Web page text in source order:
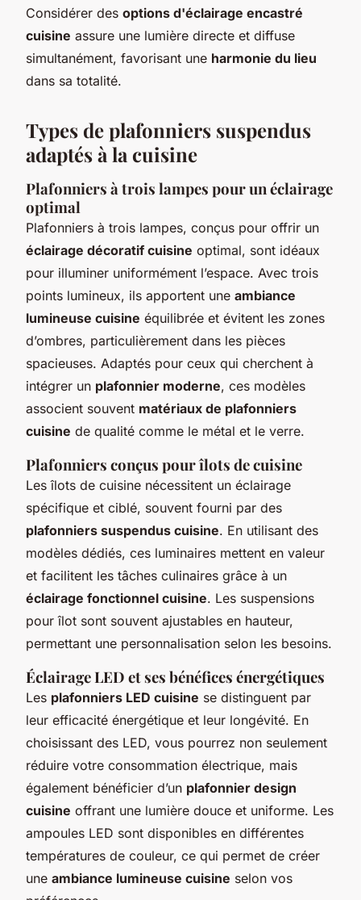
Considérer des options d'éclairage encastré
cuisine assure une lumière directe et diffuse
simultanément, favorisant une harmonie du lieu
dans sa totalité.
Types de plafonniers suspendus
adaptés à la cuisine
Plafonniers à trois lampes pour un éclairage
optimal
Plafonniers à trois lampes, conçus pour offrir un
éclairage décoratif cuisine optimal, sont idéaux
pour illuminer uniformément l’espace. Avec trois
points lumineux, ils apportent une ambiance
lumineuse cuisine équilibrée et évitent les zones
d’ombres, particulièrement dans les pièces
spacieuses. Adaptés pour ceux qui cherchent à
intégrer un plafonnier moderne, ces modèles
associent souvent matériaux de plafonniers
cuisine de qualité comme le métal et le verre.
Plafonniers conçus pour îlots de cuisine
Les îlots de cuisine nécessitent un éclairage
spécifique et ciblé, souvent fourni par des
plafonniers suspendus cuisine. En utilisant des
modèles dédiés, ces luminaires mettent en valeur
et facilitent les tâches culinaires grâce à un
éclairage fonctionnel cuisine. Les suspensions
pour îlot sont souvent ajustables en hauteur,
permettant une personnalisation selon les besoins.
Éclairage LED et ses bénéfices énergétiques
Les plafonniers LED cuisine se distinguent par
leur efficacité énergétique et leur longévité. En
choisissant des LED, vous pourrez non seulement
réduire votre consommation électrique, mais
également bénéficier d’un plafonnier design
cuisine offrant une lumière douce et uniforme. Les
ampoules LED sont disponibles en différentes
températures de couleur, ce qui permet de créer
une ambiance lumineuse cuisine selon vos